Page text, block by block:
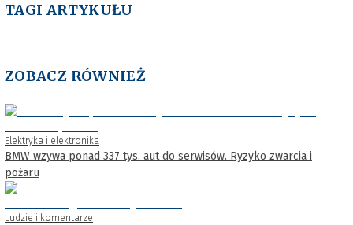
TAGI ARTYKUŁU
ZOBACZ RÓWNIEŻ
Elektryka i elektronika
BMW wzywa ponad 337 tys. aut do serwisów. Ryzyko zwarcia i
pożaru
Ludzie i komentarze